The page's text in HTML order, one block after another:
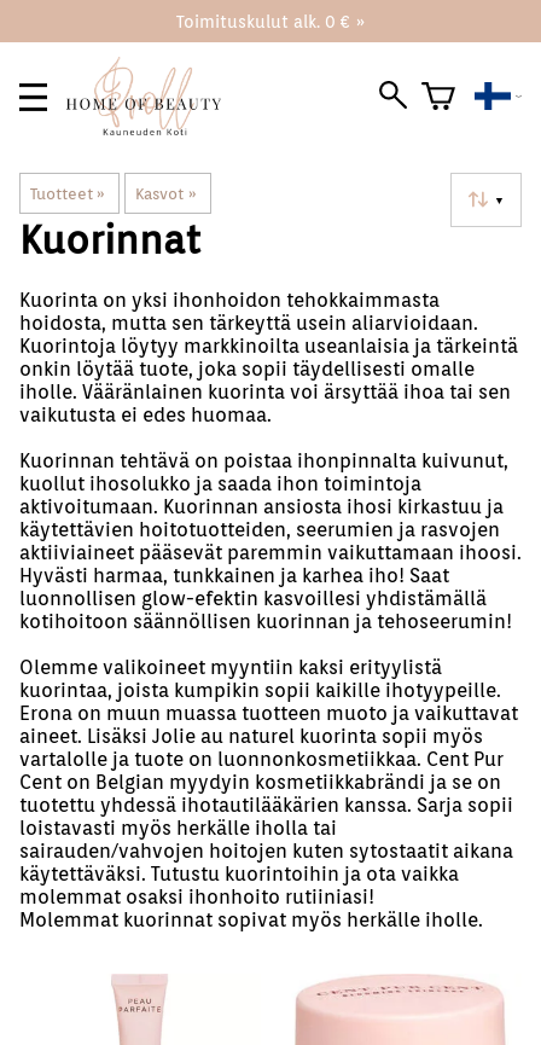
Toimituskulut alk. 0 € »
Tuotteet ‪» Kasvot ‪» ▼
Kuorinnat
Kuorinta on yksi ihonhoidon tehokkaimmasta
hoidosta, mutta sen tärkeyttä usein aliarvioidaan.
Kuorintoja löytyy markkinoilta useanlaisia ja tärkeintä
onkin löytää tuote, joka sopii täydellisesti omalle
iholle. Vääränlainen kuorinta voi ärsyttää ihoa tai sen
vaikutusta ei edes huomaa.
Kuorinnan tehtävä on poistaa ihonpinnalta kuivunut,
kuollut ihosolukko ja saada ihon toimintoja
aktivoitumaan. Kuorinnan ansiosta ihosi kirkastuu ja
käytettävien hoitotuotteiden, seerumien ja rasvojen
aktiiviaineet pääsevät paremmin vaikuttamaan ihoosi.
Hyvästi harmaa, tunkkainen ja karhea iho! Saat
luonnollisen glow-efektin kasvoillesi yhdistämällä
kotihoitoon säännöllisen kuorinnan ja tehoseerumin!
Olemme valikoineet myyntiin kaksi erityylistä
kuorintaa, joista kumpikin sopii kaikille ihotyypeille.
Erona on muun muassa tuotteen muoto ja vaikuttavat
aineet. Lisäksi Jolie au naturel kuorinta sopii myös
vartalolle ja tuote on luonnonkosmetiikkaa. Cent Pur
Cent on Belgian myydyin kosmetiikkabrändi ja se on
tuotettu yhdessä ihotautilääkärien kanssa. Sarja sopii
loistavasti myös herkälle iholla tai
sairauden/vahvojen hoitojen kuten sytostaatit aikana
käytettäväksi. Tutustu kuorintoihin ja ota vaikka
molemmat osaksi ihonhoito rutiiniasi!
Molemmat kuorinnat sopivat myös herkälle iholle.